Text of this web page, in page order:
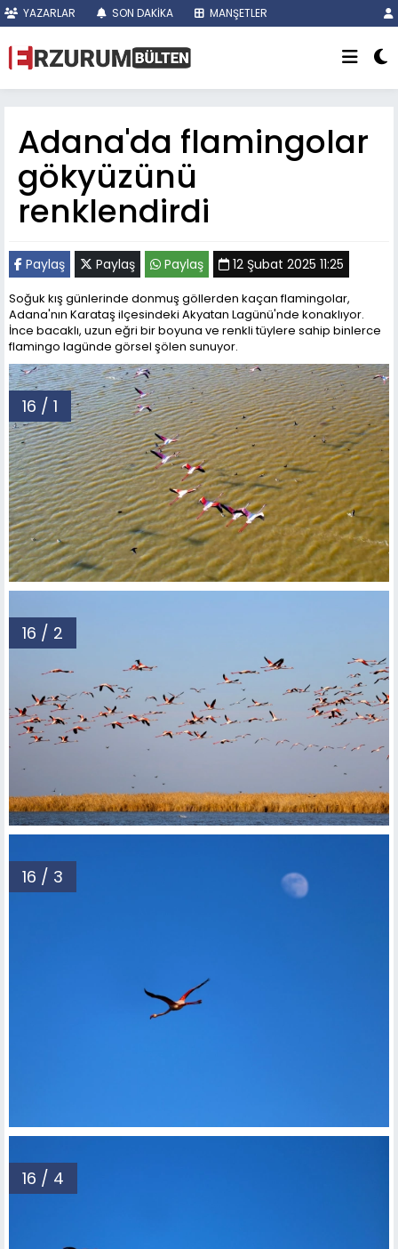
YAZARLAR SON DAKİKA MANŞETLER
Adana'da flamingolar
gökyüzünü
renklendirdi
Paylaş Paylaş Paylaş 12 Şubat 2025 11:25
Soğuk kış günlerinde donmuş göllerden kaçan flamingolar,
Adana'nın Karataş ilçesindeki Akyatan Lagünü'nde konaklıyor.
İnce bacaklı, uzun eğri bir boyuna ve renkli tüylere sahip binlerce
flamingo lagünde görsel şölen sunuyor.
16 / 1
16 / 2
16 / 3
16 / 4